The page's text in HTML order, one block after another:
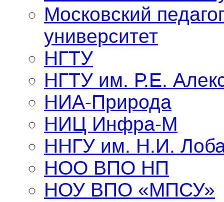
Московский
университет
НГТУ
НГТУ им. Р.Е.
НИА-Природа
НИЦ Инфра-М
ННГУ им. Н.И.
НОО ВПО НП
НОУ ВПО «МПСУ»